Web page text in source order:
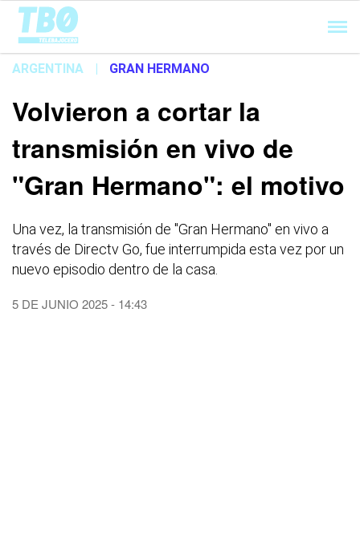
Cargando...
ARGENTINA | GRAN HERMANO
Volvieron a cortar la
transmisión en vivo de
"Gran Hermano": el motivo
Una vez, la transmisión de "Gran Hermano" en vivo a
través de Directv Go, fue interrumpida esta vez por un
nuevo episodio dentro de la casa.
5 DE JUNIO 2025 - 14:43